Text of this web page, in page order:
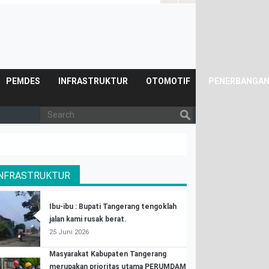
PEMDES INFRASTRUKTUR OTOMOTIF PENERBANGAN
Ibu-ibu : Bupati Tangerang tengoklah
jalan kami rusak berat.
25 Juni 2026
Masyarakat Kabupaten Tangerang
merupakan prioritas utama PERUMDAM